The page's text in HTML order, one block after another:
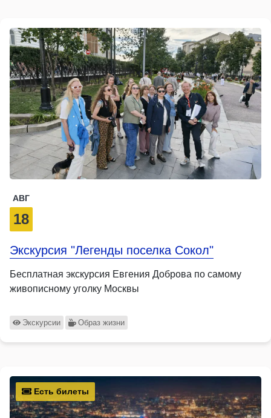
АВГ
18
Экскурсия "Легенды поселка Сокол"
Бесплатная экскурсия Евгения Доброва по самому
живописному уголку Москвы
Экскурсии Образ жизни
Есть билеты